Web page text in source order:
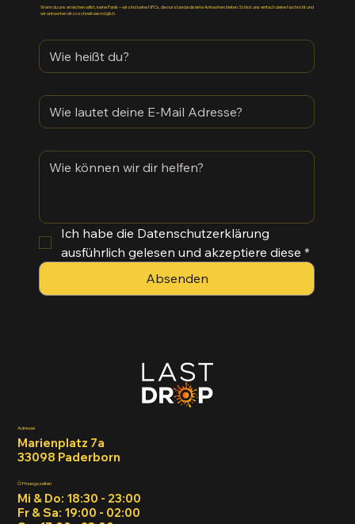
Wenn du uns erreichen willst, keine Panik – wir sind keine NPCs, die nur standardisierte Antworten bieten. Schick uns einfach deine Nachricht und
wir antworten dir so schnell wie möglich.
Ich habe die Datenschutzerklärung
ausführlich gelesen und akzeptiere diese *
Absenden
Adresse
Marienplatz 7a
33098 Paderborn
Öffnungszeiten
Mi & Do: 18:30 - 23:00
Fr & Sa: 19:00 - 02:00